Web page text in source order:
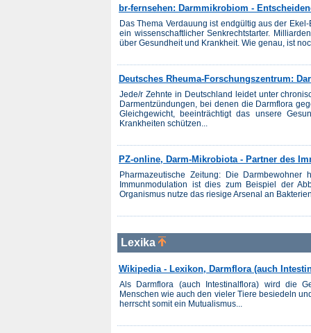
br-fernsehen: Darmmikrobiom -
Das Thema Verdauung ist endgültig aus der
ein wissenschaftlicher Senkrechtstarter.
über Gesundheit und Krankheit. Wie genau, ist
Deutsches Rheuma-Forschungszentrum:
Jede/r Zehnte in Deutschland leidet unter
Darmentzündungen, bei denen die Darmflora
Gleichgewicht, beeinträchtigt das unsere
Krankheiten schützen...
PZ-online, Darm-Mikrobiota - Partner des
Pharmazeutische Zeitung: Die
Immunmodu­lation ist dies zum Beispiel der
Organismus nutze das riesige Arsenal an
Lexika
Wikipedia - Lexikon, Darmflora (auch
Als Darmflora (auch Intestinalflora) wird die
Menschen wie auch den vieler Tiere besiedeln
herrscht somit ein Mutualismus...